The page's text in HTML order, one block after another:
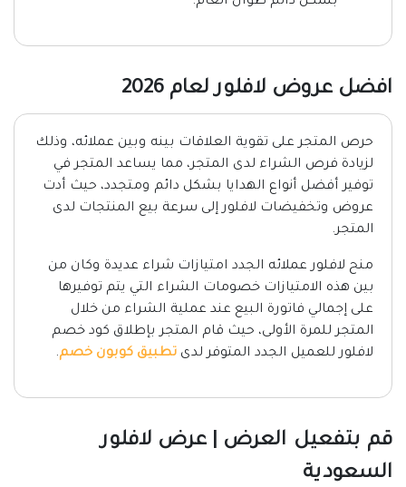
افضل عروض لافلور لعام 2026
حرص المتجر على تقوية العلاقات بينه وبين عملائه، وذلك
لزيادة فرص الشراء لدى المتجر، مما يساعد المتجر في
توفير أفضل أنواع الهدايا بشكل دائم ومتجدد، حيث أدت
عروض وتخفيضات لافلور إلى سرعة بيع المنتجات لدى
المتجر.
منح لافلور عملائه الجدد امتيازات شراء عديدة وكان من
بين هذه الامتيازات خصومات الشراء التي يتم توفيرها
على إجمالي فاتورة البيع عند عملية الشراء من خلال
المتجر للمرة الأولى، حيث قام المتجر بإطلاق كود خصم
لافلور للعميل الجدد المتوفر لدى تطبيق كوبون خصم.
قم بتفعيل العرض | عرض لافلور
السعودية